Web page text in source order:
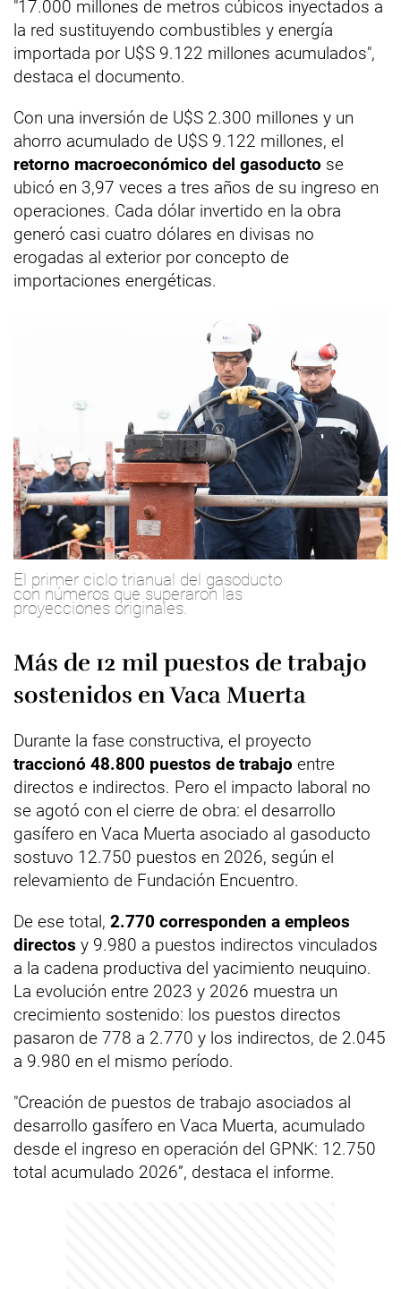
"17.000 millones de metros cúbicos inyectados a
la red sustituyendo combustibles y energía
importada por U$S 9.122 millones acumulados",
destaca el documento.
Con una inversión de U$S 2.300 millones y un
ahorro acumulado de U$S 9.122 millones, el
retorno macroeconómico del gasoducto se
ubicó en 3,97 veces a tres años de su ingreso en
operaciones. Cada dólar invertido en la obra
generó casi cuatro dólares en divisas no
erogadas al exterior por concepto de
importaciones energéticas.
El primer ciclo trianual del gasoducto
con números que superaron las
proyecciones originales.
Más de 12 mil puestos de trabajo
sostenidos en Vaca Muerta
Durante la fase constructiva, el proyecto
traccionó 48.800 puestos de trabajo entre
directos e indirectos. Pero el impacto laboral no
se agotó con el cierre de obra: el desarrollo
gasífero en Vaca Muerta asociado al gasoducto
sostuvo 12.750 puestos en 2026, según el
relevamiento de Fundación Encuentro.
De ese total, 2.770 corresponden a empleos
directos y 9.980 a puestos indirectos vinculados
a la cadena productiva del yacimiento neuquino.
La evolución entre 2023 y 2026 muestra un
crecimiento sostenido: los puestos directos
pasaron de 778 a 2.770 y los indirectos, de 2.045
a 9.980 en el mismo período.
"Creación de puestos de trabajo asociados al
desarrollo gasífero en Vaca Muerta, acumulado
desde el ingreso en operación del GPNK: 12.750
total acumulado 2026”, destaca el informe.